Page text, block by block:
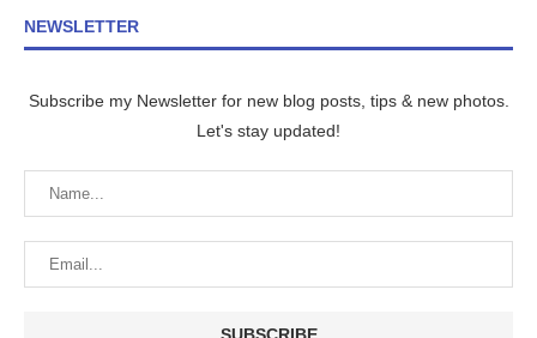
NEWSLETTER
Subscribe my Newsletter for new blog posts, tips & new photos.
Let's stay updated!